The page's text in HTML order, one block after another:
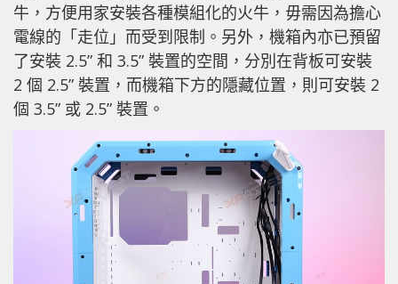
牛，方便用家安裝各種模組化的火牛，毋需因為擔心
電線的「走位」而受到限制。另外，機箱內亦已預留
了安裝 2.5” 和 3.5” 裝置的空間，分別在背板可安裝
2 個 2.5” 裝置，而機箱下方的隱藏位置，則可安裝 2
個 3.5” 或 2.5” 裝置。